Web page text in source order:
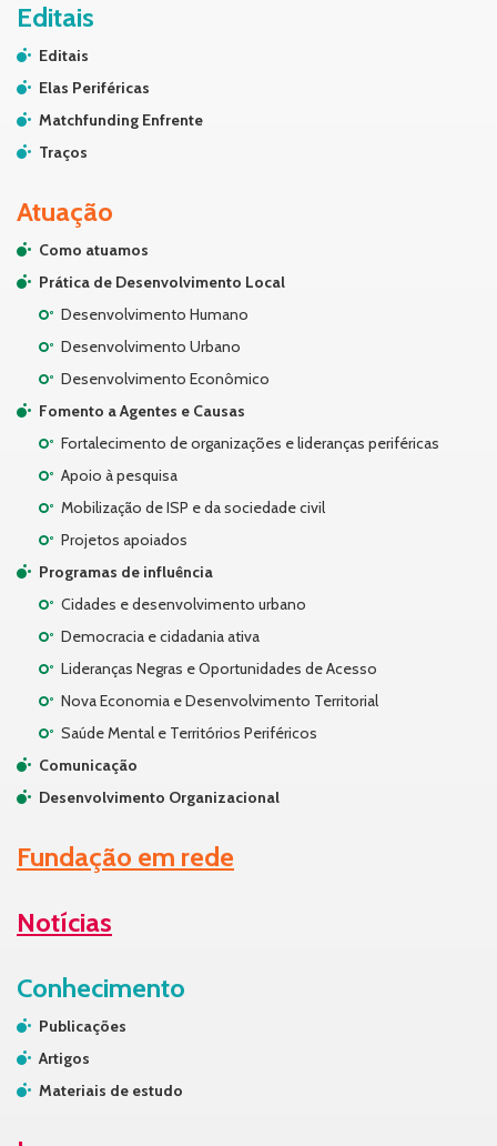
Editais
Editais
Elas Periféricas
Matchfunding Enfrente
Traços
Atuação
Como atuamos
Prática de Desenvolvimento Local
Desenvolvimento Humano
Desenvolvimento Urbano
Desenvolvimento Econômico
Fomento a Agentes e Causas
Fortalecimento de organizações e lideranças periféricas
Apoio à pesquisa
Mobilização de ISP e da sociedade civil
Projetos apoiados
Programas de influência
Cidades e desenvolvimento urbano
Democracia e cidadania ativa
Lideranças Negras e Oportunidades de Acesso
Nova Economia e Desenvolvimento Territorial
Saúde Mental e Territórios Periféricos
Comunicação
Desenvolvimento Organizacional
Fundação em rede
Notícias
Conhecimento
Publicações
Artigos
Materiais de estudo